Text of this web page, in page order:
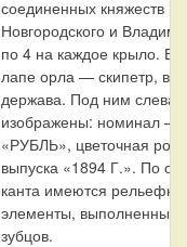
соединенных княжеств
Новгородского и
по 4 на каждое крыло. В
лапе орла — скипетр, в
держава. Под ним слева
изображены: номинал —
«РУБЛЬ», цветочная
выпуска «1894 Г.». По
канта имеются
элементы, выполненные
зубцов.